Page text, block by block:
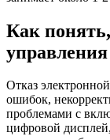
Как
Отказ
ошибок,
проблемами с
цифровой